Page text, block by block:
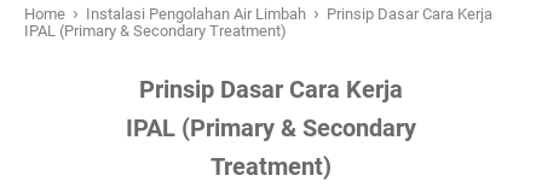
Home › Instalasi Pengolahan Air Limbah › Prinsip Dasar Cara Kerja
IPAL (Primary & Secondary Treatment)
Prinsip Dasar Cara Kerja
IPAL (Primary & Secondary
Treatment)